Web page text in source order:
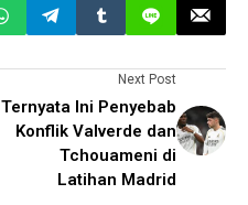
Next Post
Ternyata Ini Penyebab
Konflik Valverde dan
Tchouameni di
Latihan Madrid